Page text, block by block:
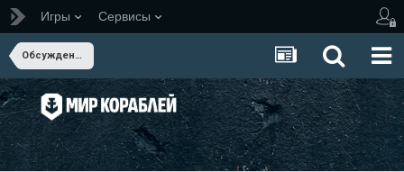
Игры Сервисы
Обсуждение Мира Кораблей